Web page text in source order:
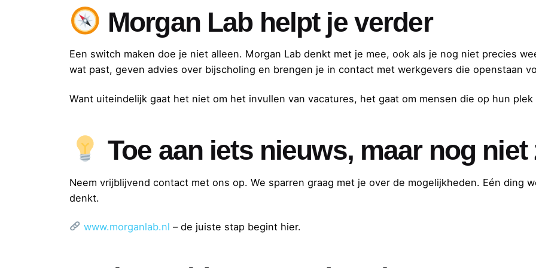
Morgan Lab helpt je verder
Een switch maken doe je niet alleen. Morgan Lab denkt met je mee, ook als je nog niet precies
wat past, geven advies over bijscholing en brengen je in contact met werkgevers die openstaan
Want uiteindelijk gaat het niet om het invullen van vacatures, het gaat om mensen die op hun plek
Toe aan iets nieuws, maar nog niet
Neem vrijblijvend contact met ons op. We sparren graag met je over de mogelijkheden. Eén ding
denkt.
www.morganlab.nl – de juiste stap begint hier.